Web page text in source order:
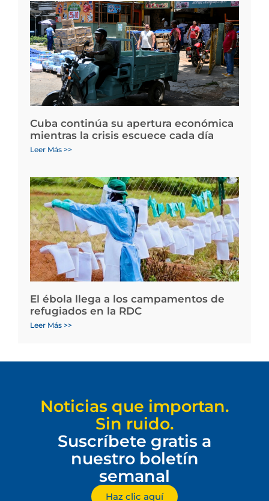
Cuba continúa su apertura económica
mientras la crisis escuece cada día
Leer Más >>
El ébola llega a los campamentos de
refugiados en la RDC
Leer Más >>
Noticias que importan.
Sin ruido.
Suscríbete gratis a
nuestro boletín
semanal
Haz clic aquí